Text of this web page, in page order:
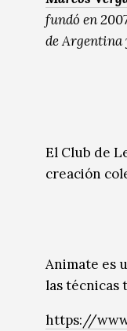
fundó en
de Argentina
El Club de
creación
Animate es
las técnicas
https://